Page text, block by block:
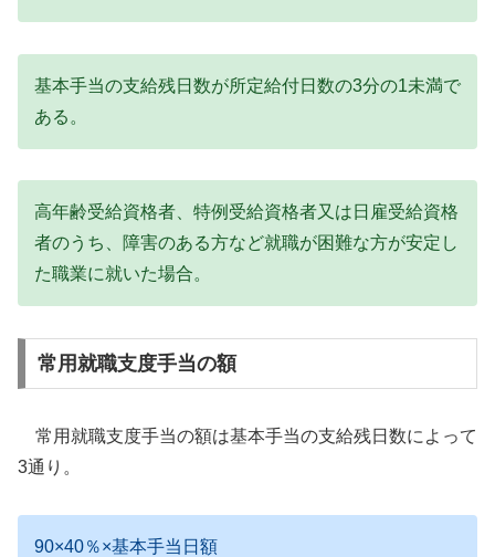
基本手当の支給残日数が所定給付日数の3分の1未満で
ある。
高年齢受給資格者、特例受給資格者又は日雇受給資格
者のうち、障害のある方など就職が困難な方が安定し
た職業に就いた場合。
常用就職支度手当の額
常用就職支度手当の額は基本手当の支給残日数によって
3通り。
90×40％×基本手当日額